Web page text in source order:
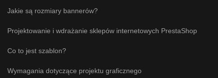
Jakie są rozmiary bannerów?
Projektowanie i wdrażanie sklepów internetowych PrestaShop
Co to jest szablon?
Wymagania dotyczące projektu graficznego